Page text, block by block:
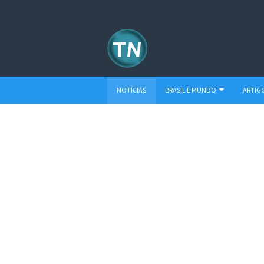
NOTÍCIAS BRASIL E MUNDO